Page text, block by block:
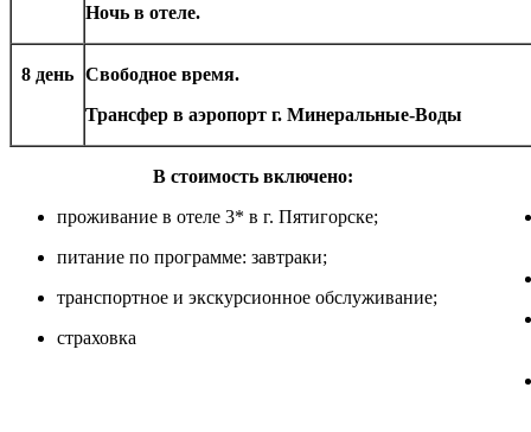
Ночь в отеле.
8 день Свободное время.
Трансфер в аэропорт г. Минеральные-Воды
В стоимость включено:
проживание в отеле 3* в г. Пятигорске;
питание по программе: завтраки;
транспортное и экскурсионное обслуживание;
страховка